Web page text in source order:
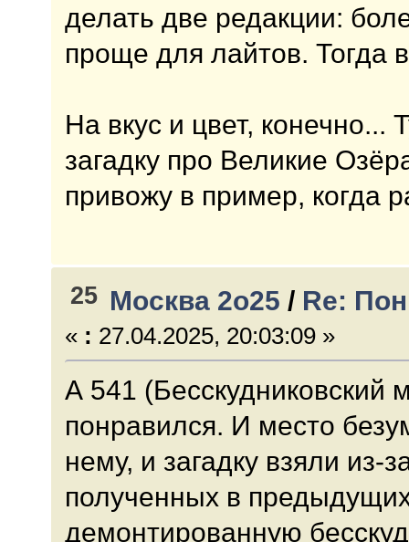
делать две редакции:
проще для лайтов. Тогда
На вкус и цвет,
загадку про Великие
привожу в пример, когда
25 Москва 2о25 / Re:
« : 27.04.2025, 20:03:09 »
А 541 (Бесскудниковский
понравился. И место
нему, и загадку взяли из-
полученных в
демонтированную